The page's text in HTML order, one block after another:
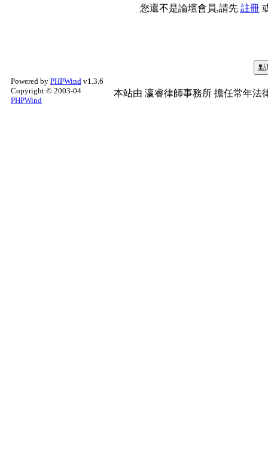
您還不是論壇會員,請先 註冊
Powered by PHPWind v1.3.6
Copyright © 2003-04
PHPWind
本站由 瀛睿律師事務所 擔任常年法